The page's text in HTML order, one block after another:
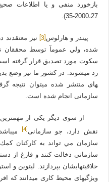
بازخورد منفی و یا اطلاعات
2000،27-35).
پيندر و هارلوس [3]
نيز
شده، ولي عمومآ توسط محققان
سكوت مورد تصديق قرار گرفته
رد می­شوند. در کشور ما نیز وضع
های منتشر شده می­توان نتیجه
سازمانی انجام شده است.
از سوی دیگر یکی از مهم­ترین
نقش دارد، جو سازمانی[4]
سازمان مي تواند به كاركنان
سازماني دخالت كنند و فارغ از
خلاقيت­هايشان بپردازند. لیتوین و
ویژگی­های محیط کاری می­دانند که